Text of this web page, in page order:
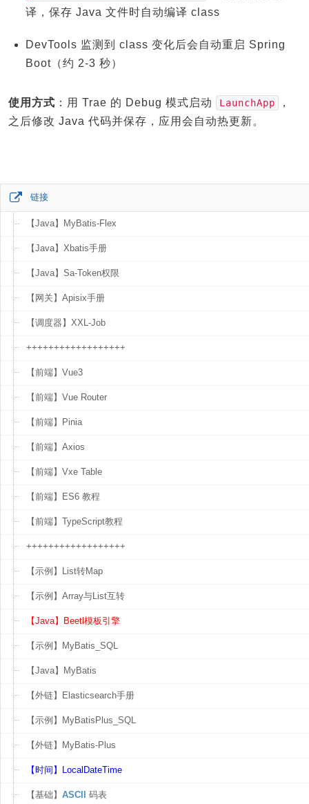
译，保存 Java 文件时自动编译 class
DevTools 监测到 class 变化后会自动重启 Spring
Boot（约 2-3 秒）
使用方式 ：用 Trae 的 Debug 模式启动 LaunchApp
，
之后修改 Java 代码并保存，应用会自动热更新。
链接
【Java】MyBatis-Flex
【Java】Xbatis手册
【Java】Sa-Token权限
【网关】Apisix手册
【调度器】XXL-Job
++++++++++++++++++
【前端】Vue3
【前端】Vue Router
【前端】Pinia
【前端】Axios
【前端】Vxe Table
【前端】ES6 教程
【前端】TypeScript教程
++++++++++++++++++
【示例】List转Map
【示例】Array与List互转
【Java】Beetl模板引擎
【示例】MyBatis_SQL
【Java】MyBatis
【外链】Elasticsearch手册
【示例】MyBatisPlus_SQL
【外链】MyBatis-Plus
【时间】LocalDateTime
【基础】 ASCII 码表